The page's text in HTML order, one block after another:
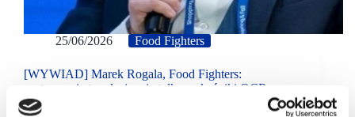
25/06/2026 Food Fighters
[WYWIAD] Marek Rogala, Food Fighters:
gastronomia to relacje, nie tylko wskaźniki OCR
Z perspektywy najemcy widzę, że coraz mniej